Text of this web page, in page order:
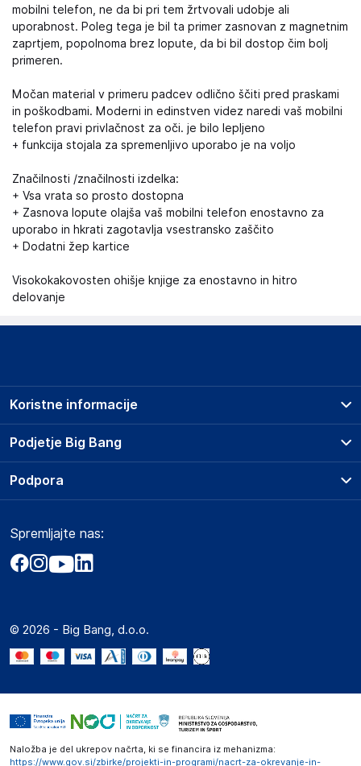
mobilni telefon, ne da bi pri tem žrtvovali udobje ali
uporabnost. Poleg tega je bil ta primer zasnovan z magnetnim
zaprtjem, popolnoma brez lopute, da bi bil dostop čim bolj
primeren.
Močan material v primeru padcev odlično ščiti pred praskami
in poškodbami. Moderni in edinstven videz naredi vaš mobilni
telefon pravi privlačnost za oči. je bilo lepljeno
+ funkcija stojala za spremenljivo uporabo je na voljo
Značilnosti /značilnosti izdelka:
+ Vsa vrata so prosto dostopna
+ Zasnova lopute olajša vaš mobilni telefon enostavno za
uporabo in hkrati zagotavlja vsestransko zaščito
+ Dodatni žep kartice
Visokokakovosten ohišje knjige za enostavno in hitro
delovanje
Podjetje Big Bang
O podjetju
Obvestila za javnost
Akt o digitalnih storitvah
Marketplace za partnerje
Novosti
Koristne informacije
Prodajna mesta
Storitve
Dostava, vnos in odvoz
Zavarovanje izdelkov
Podpora
Marketplace
Kako oddati naročilo?
Spremljajte nas:
© 2026 - Big Bang, d.o.o.
Naložba je del ukrepov načrta, ki se financira iz mehanizma:
https://www.gov.si/zbirke/projekti-in-programi/nacrt-za-okrevanje-in-